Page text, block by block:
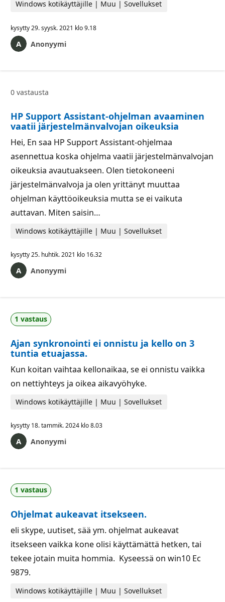
Windows kotikäyttäjille | Muu | Sovellukset
kysytty29. syysk. 2021 klo 9.18
Anonyymi
0 vastausta
HP Support Assistant-ohjelman avaaminen
vaatii järjestelmänvalvojan oikeuksia
Hei, En saa HP Support Assistant-ohjelmaa
asennettua koska ohjelma vaatii järjestelmänvalvojan
oikeuksia avautuakseen. Olen tietokoneeni
järjestelmänvalvoja ja olen yrittänyt muuttaa
ohjelman käyttöoikeuksia mutta se ei vaikuta
auttavan. Miten saisin…
Windows kotikäyttäjille | Muu | Sovellukset
kysytty25. huhtik. 2021 klo 16.32
Anonyymi
1 vastaus
Ajan synkronointi ei onnistu ja kello on 3
tuntia etuajassa.
Kun koitan vaihtaa kellonaikaa, se ei onnistu vaikka
on nettiyhteys ja oikea aikavyöhyke.
Windows kotikäyttäjille | Muu | Sovellukset
kysytty 18. tammik. 2024 klo 8.03
Anonyymi
1 vastaus
Ohjelmat aukeavat itsekseen.
eli skype, uutiset, sää ym. ohjelmat aukeavat
itsekseen vaikka kone olisi käyttämättä hetken, tai
tekee jotain muita hommia. Kyseessä on win10 Ec
9879.
Windows kotikäyttäjille | Muu | Sovellukset